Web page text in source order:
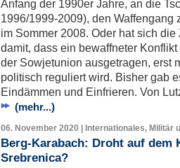
Anfang der 1990er Jahre, an die
1996/1999-2009), den
im Sommer 2008. Oder hat sich
damit, dass ein bewaffneter
der Sowjetunion ausgetragen, erst
politisch reguliert wird. Bisher gab
Eindämmen und Einfrieren. Von
(mehr...)
06. November 2020 | Internationales, Militär
Berg-Karabach: Droht auf dem
Srebrenica?